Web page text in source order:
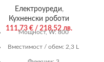
Електроуреди,
Кухненски роботи
111,73 € / 218,52 лв.
Мощност, W: 800
Вместимост / обем: 2,3 L